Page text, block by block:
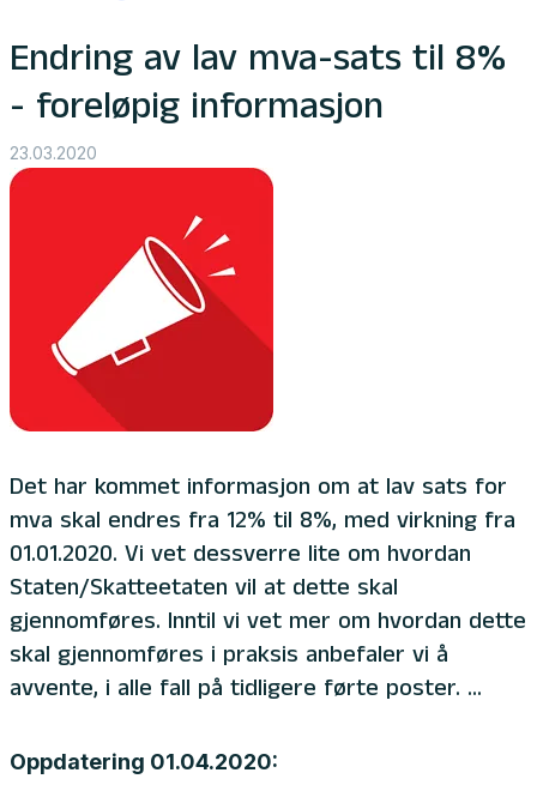
Endring av lav mva-sats til 8%
- foreløpig informasjon
23.03.2020
Det har kommet informasjon om at lav sats for
mva skal endres fra 12% til 8%, med virkning fra
01.01.2020. Vi vet dessverre lite om hvordan
Staten/Skatteetaten vil at dette skal
gjennomføres. Inntil vi vet mer om hvordan dette
skal gjennomføres i praksis anbefaler vi å
avvente, i alle fall på tidligere førte poster. ...
Oppdatering 01.04.2020: